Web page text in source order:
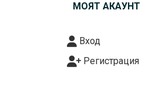
МОЯТ АКАУНТ
Вход
Регистрация